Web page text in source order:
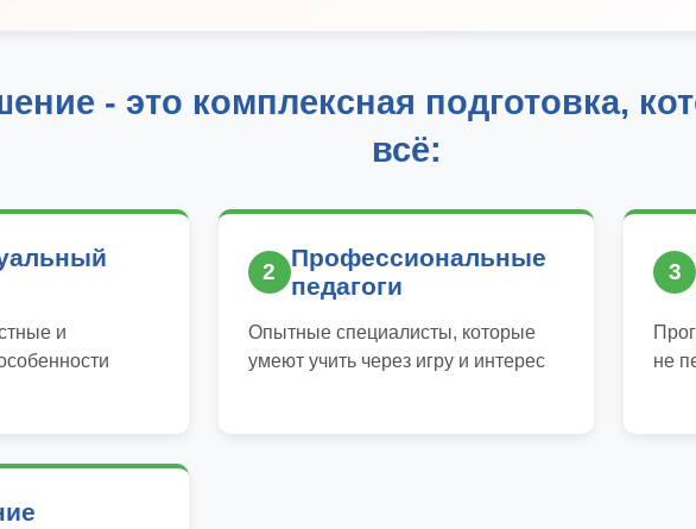
- это комплексная подготовка,
всё:
и
2
Профессиональные
педагоги
Опытные специалисты, которые
умеют учить через игру и интерес
3
не